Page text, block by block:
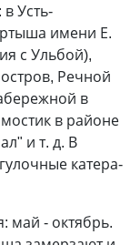
Усть-
имени Е.
с Ульбой),
Речной
в
в районе
и т. д. В
катера-
май - октябрь.